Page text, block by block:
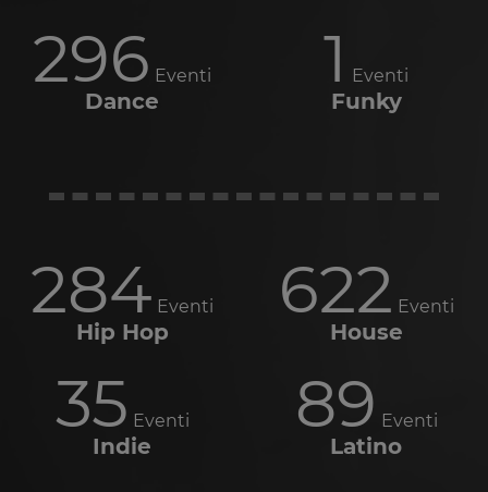
296 Eventi
Dance
1 Eventi
Funky
284 Eventi
Hip Hop
622 Eventi
House
35 Eventi
Indie
89 Eventi
Latino